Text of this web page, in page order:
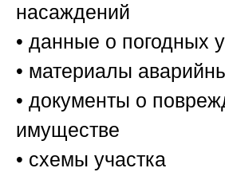
насаждений
• данные о погодных
• материалы
• документы о
имуществе
• схемы участка